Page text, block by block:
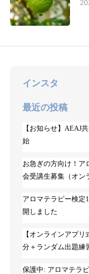
インスタ
最近の投稿
【お知らせ】AEAJ
始
お急ぎの方向け！ア
会受講生募集（オン
アロマテラピー検定
開しました
【オンラインアプ
分＋ランダム出題練
保護中: アロマテラ